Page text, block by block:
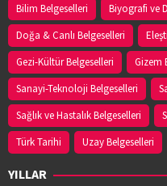
Bilim Belgeselleri Biyografi ve
Doğa & Canlı Belgeselleri
Gezi-Kültür Belgeselleri
Gizem
Sanayi-Teknoloji Belgeselleri
Sağlık ve Hastalık Belgeselleri
Türk Tarihi
Uzay Belgeselleri
YILLAR